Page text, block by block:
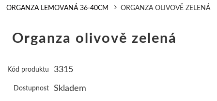
ORGANZA LEMOVANÁ 36-40CM
ORGANZA OLIVOVĚ ZELENÁ
Organza olivově zelená
Kód produktu 3315
Dostupnost Skladem